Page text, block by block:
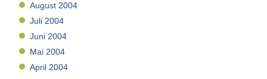
August 2004
Juli 2004
Juni 2004
Mai 2004
April 2004